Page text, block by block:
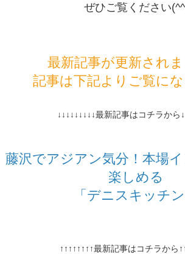
ぜひご覧ください
最新記事が更新されま
記事は下記よりご覧にな
↓↓↓↓↓↓↓↓↓最新記事はコチラから
藤沢でアジアン気分！本場
楽しめる
「デニスキッチン
↑↑↑↑↑↑↑↑最新記事はコチラから